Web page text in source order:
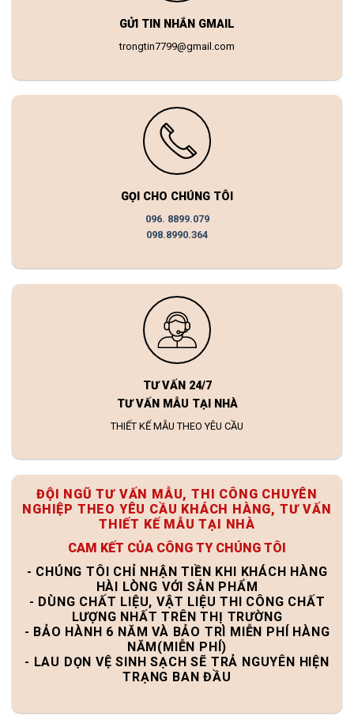
GỬI TIN NHẮN GMAIL
trongtin7799@gmail.com
GỌI CHO CHÚNG TÔI
096. 8899.079
098.8990.364
TƯ VẤN 24/7
TƯ VẤN MẪU TẠI NHÀ
THIẾT KẾ MẪU THEO YÊU CẦU
ĐỘI NGŨ TƯ VẤN MẪU, THI CÔNG CHUYÊN
NGHIỆP THEO YÊU CẦU KHÁCH HÀNG, TƯ VẤN
THIẾT KẾ MẪU TẠI NHÀ
CAM KẾT CỦA CÔNG TY CHÚNG TÔI
- CHÚNG TÔI CHỈ NHẬN TIỀN KHI KHÁCH HÀNG
HÀI LÒNG VỚI SẢN PHẨM
- DÙNG CHẤT LIỆU, VẬT LIỆU THI CÔNG CHẤT
LƯỢNG NHẤT TRÊN THỊ TRƯỜNG
- BẢO HÀNH 6 NĂM VÀ BẢO TRÌ MIỄN PHÍ HÀNG
NĂM(MIỄN PHÍ)
- LAU DỌN VỆ SINH SẠCH SẼ TRẢ NGUYÊN HIỆN
TRẠNG BAN ĐẦU